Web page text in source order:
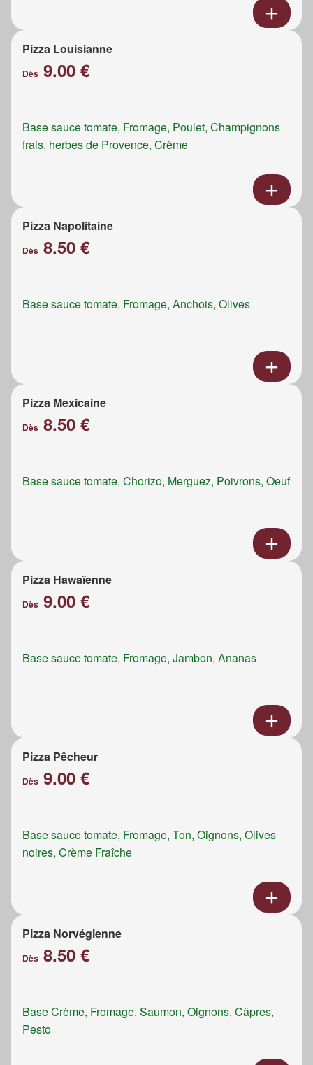
Pizza Louisianne
Dès 9.00 €
Base sauce tomate, Fromage, Poulet, Champignons
frais, herbes de Provence, Crème
Pizza Napolitaine
Dès 8.50 €
Base sauce tomate, Fromage, Anchois, Olives
Pizza Mexicaine
Dès 8.50 €
Base sauce tomate, Chorizo, Merguez, Poivrons, Oeuf
Pizza Hawaïenne
Dès 9.00 €
Base sauce tomate, Fromage, Jambon, Ananas
Pizza Pêcheur
Dès 9.00 €
Base sauce tomate, Fromage, Ton, Oignons, Olives
noires, Crème Fraîche
Pizza Norvégienne
Dès 8.50 €
Base Crème, Fromage, Saumon, Oignons, Câpres,
Pesto